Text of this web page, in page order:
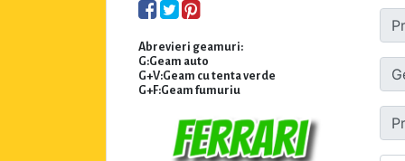
Abrevieri geamuri:
G:Geam auto
G+V:Geam cu tenta verde
G+F:Geam fumuriu